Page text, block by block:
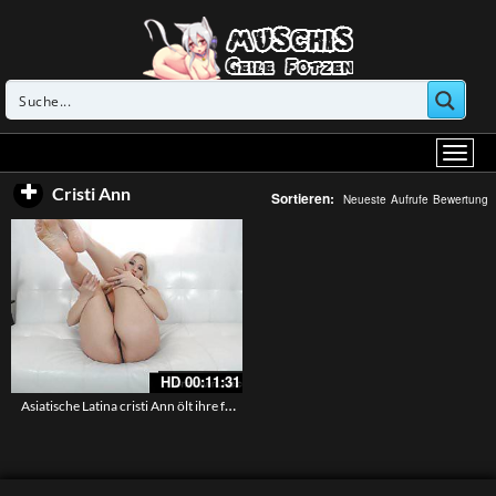
Cristi Ann Sortieren: Neueste Aufrufe Bewertung
HD00:11:31
Asiatische Latina cristi Ann ölt ihre füsse ein